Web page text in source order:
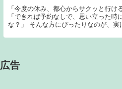
「今度の休み、都心からサクッと行け
「できれば予約なしで、思い立った
な？」 そんな方にぴったりなのが、
広告